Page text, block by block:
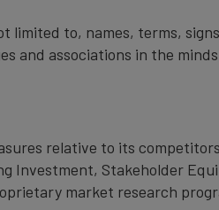
to, names, terms,
and associations in the
relative to its
Investment, Stakeholder
market research